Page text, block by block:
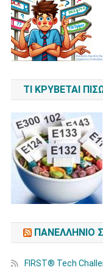
ΤΙ ΚΡΎΒΕΤΑΙ
ΠΑΝΕΛΛΉΝΙΟ
FIRST® Tech